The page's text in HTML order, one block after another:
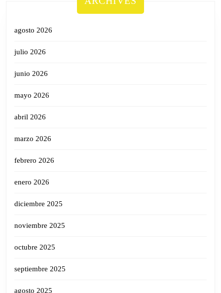
agosto 2026
julio 2026
junio 2026
mayo 2026
abril 2026
marzo 2026
febrero 2026
enero 2026
diciembre 2025
noviembre 2025
octubre 2025
septiembre 2025
agosto 2025